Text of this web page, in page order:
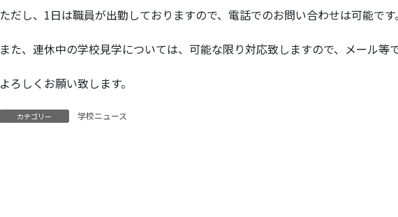
ただし、1日は職員が出勤しておりますので、電話でのお問い合わせは可能です。
また、連休中の学校見学については、可能な限り対応致しますので、メール等
よろしくお願い致します。
カテゴリー 学校ニュース